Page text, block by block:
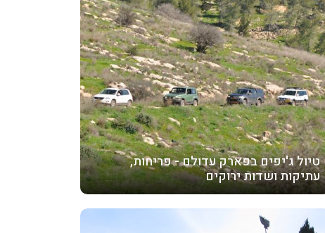
טיול ג'יפים בפארק עדולם - פריחות,
עתיקות ושדות ירוקים